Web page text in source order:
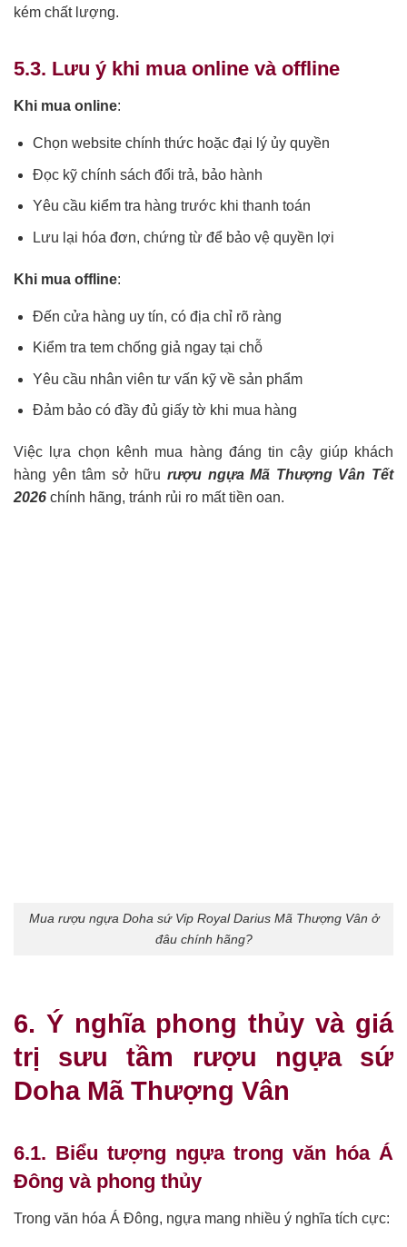
kém chất lượng.
5.3. Lưu ý khi mua online và offline
Khi mua online:
Chọn website chính thức hoặc đại lý ủy quyền
Đọc kỹ chính sách đổi trả, bảo hành
Yêu cầu kiểm tra hàng trước khi thanh toán
Lưu lại hóa đơn, chứng từ để bảo vệ quyền lợi
Khi mua offline:
Đến cửa hàng uy tín, có địa chỉ rõ ràng
Kiểm tra tem chống giả ngay tại chỗ
Yêu cầu nhân viên tư vấn kỹ về sản phẩm
Đảm bảo có đầy đủ giấy tờ khi mua hàng
Việc lựa chọn kênh mua hàng đáng tin cậy giúp khách
hàng yên tâm sở hữu rượu ngựa Mã Thượng Vân Tết
2026 chính hãng, tránh rủi ro mất tiền oan.
Mua rượu ngựa Doha sứ Vip Royal Darius Mã Thượng Vân ở
đâu chính hãng?
6. Ý nghĩa phong thủy và giá
trị sưu tầm rượu ngựa sứ
Doha Mã Thượng Vân
6.1. Biểu tượng ngựa trong văn hóa Á
Đông và phong thủy
Trong văn hóa Á Đông, ngựa mang nhiều ý nghĩa tích cực: